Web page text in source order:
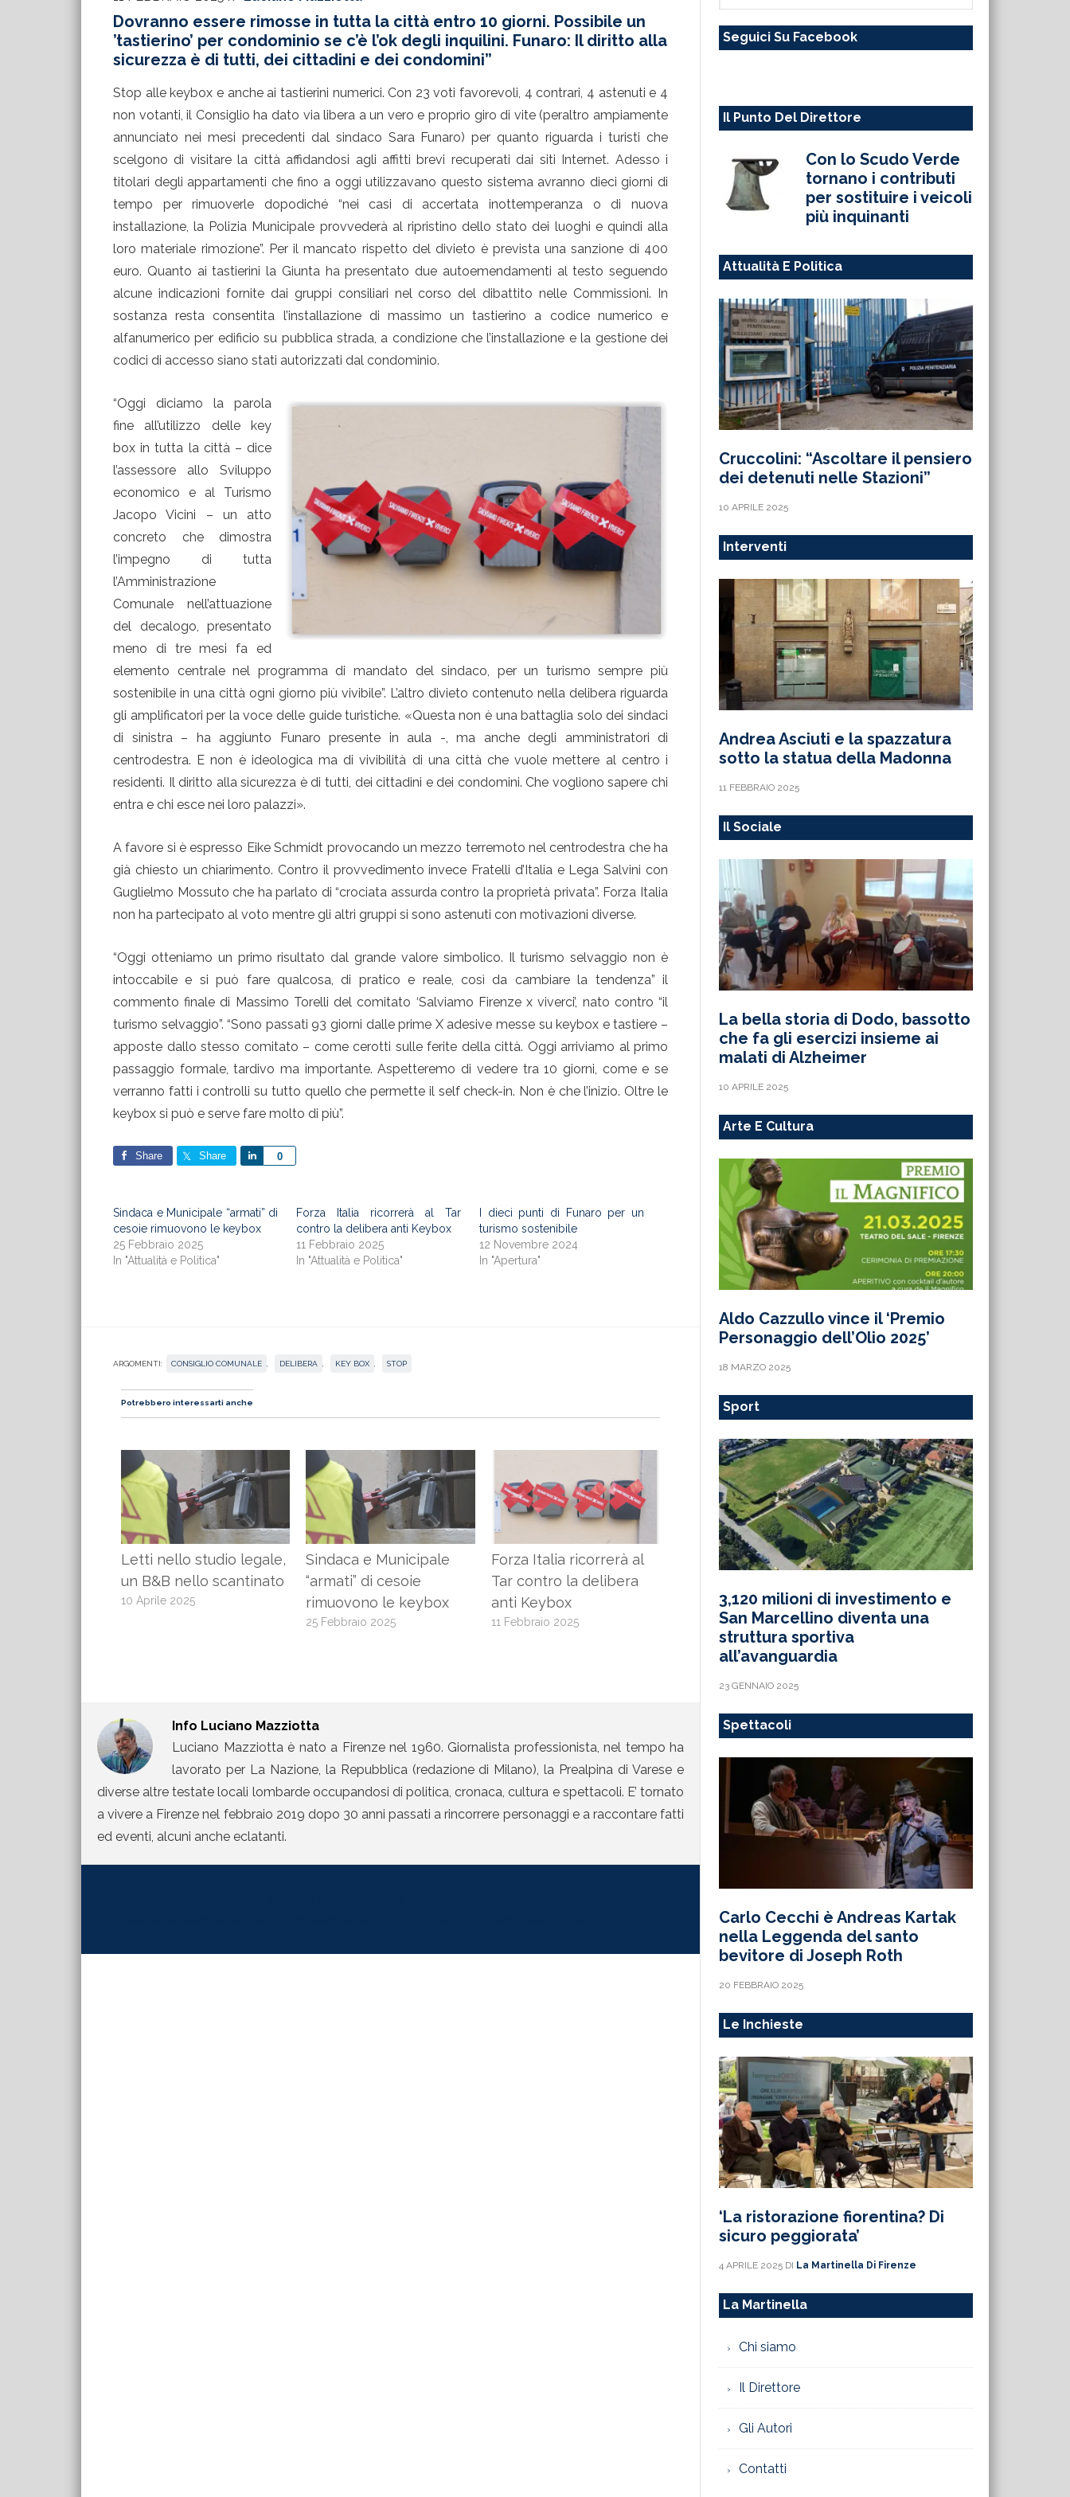
Dovranno essere rimosse in tutta la città entro 10 giorni. Possibile un
’tastierino’ per condominio se c’è l’ok degli inquilini. Funaro: Il diritto alla
sicurezza è di tutti, dei cittadini e dei condomini”
Stop alle keybox e anche ai tastierini numerici. Con 23 voti favorevoli, 4 contrari, 4 astenuti e 4
non votanti, il Consiglio ha dato via libera a un vero e proprio giro di vite (peraltro ampiamente
annunciato nei mesi precedenti dal sindaco Sara Funaro) per quanto riguarda i turisti che
scelgono di visitare la città affidandosi agli affitti brevi recuperati dai siti Internet. Adesso i
titolari degli appartamenti che fino a oggi utilizzavano questo sistema avranno dieci giorni di
tempo per rimuoverle dopodiché “nei casi di accertata inottemperanza o di nuova
installazione, la Polizia Municipale provvederà al ripristino dello stato dei luoghi e quindi alla
loro materiale rimozione”. Per il mancato rispetto del divieto è prevista una sanzione di 400
euro. Quanto ai tastierini la Giunta ha presentato due autoemendamenti al testo seguendo
alcune indicazioni fornite dai gruppi consiliari nel corso del dibattito nelle Commissioni. In
sostanza resta consentita l’installazione di massimo un tastierino a codice numerico e
alfanumerico per edificio su pubblica strada, a condizione che l’installazione e la gestione dei
codici di accesso siano stati autorizzati dal condominio.
“Oggi diciamo la parola
fine all’utilizzo delle key
box in tutta la città – dice
l’assessore allo Sviluppo
economico e al Turismo
Jacopo Vicini – un atto
concreto che dimostra
l’impegno di tutta
l’Amministrazione
Comunale nell’attuazione
del decalogo, presentato
meno di tre mesi fa ed
elemento centrale nel programma di mandato del sindaco, per un turismo sempre più
sostenibile in una città ogni giorno più vivibile”. L’altro divieto contenuto nella delibera riguarda
gli amplificatori per la voce delle guide turistiche. «Questa non è una battaglia solo dei sindaci
di sinistra – ha aggiunto Funaro presente in aula -, ma anche degli amministratori di
centrodestra. E non è ideologica ma di vivibilità di una città che vuole mettere al centro i
residenti. Il diritto alla sicurezza è di tutti, dei cittadini e dei condomini. Che vogliono sapere chi
entra e chi esce nei loro palazzi».
A favore si è espresso Eike Schmidt provocando un mezzo terremoto nel centrodestra che ha
già chiesto un chiarimento. Contro il provvedimento invece Fratelli d’Italia e Lega Salvini con
Guglielmo Mossuto che ha parlato di “crociata assurda contro la proprietà privata”. Forza Italia
non ha partecipato al voto mentre gli altri gruppi si sono astenuti con motivazioni diverse.
“Oggi otteniamo un primo risultato dal grande valore simbolico. Il turismo selvaggio non è
intoccabile e si può fare qualcosa, di pratico e reale, così da cambiare la tendenza” il
commento finale di Massimo Torelli del comitato ‘Salviamo Firenze x viverci’, nato contro “il
turismo selvaggio”. “Sono passati 93 giorni dalle prime X adesive messe su keybox e tastiere –
apposte dallo stesso comitato – come cerotti sulle ferite della città. Oggi arriviamo al primo
passaggio formale, tardivo ma importante. Aspetteremo di vedere tra 10 giorni, come e se
verranno fatti i controlli su tutto quello che permette il self check-in. Non è che l’inizio. Oltre le
keybox si può e serve fare molto di più”.
Share Share 0
Share
Sindaca e Municipale “armati” di
cesoie rimuovono le keybox
25 Febbraio 2025
In "Attualità e Politica"
Forza Italia ricorrerà al Tar
contro la delibera anti Keybox
11 Febbraio 2025
In "Attualità e Politica"
I dieci punti di Funaro per un
turismo sostenibile
12 Novembre 2024
In "Apertura"
ARGOMENTI: CONSIGLIO COMUNALE DELIBERA KEY BOX STOP
Potrebbero interessarti anche
Letti nello studio legale,
un B&B nello scantinato
10 Aprile 2025
Sindaca e Municipale
“armati” di cesoie
rimuovono le keybox
25 Febbraio 2025
Forza Italia ricorrerà al
Tar contro la delibera
anti Keybox
11 Febbraio 2025
Info Luciano Mazziotta
Luciano Mazziotta è nato a Firenze nel 1960. Giornalista professionista, nel tempo ha
lavorato per La Nazione, la Repubblica (redazione di Milano), la Prealpina di Varese e
diverse altre testate locali lombarde occupandosi di politica, cronaca, cultura e spettacoli. E’ tornato
a vivere a Firenze nel febbraio 2019 dopo 30 anni passati a rincorrere personaggi e a raccontare fatti
ed eventi, alcuni anche eclatanti.
sito
Seguici Su Facebook
Il Punto Del Direttore
Con lo Scudo Verde
tornano i contributi
per sostituire i veicoli
più inquinanti
Attualità E Politica
Cruccolini: “Ascoltare il pensiero
dei detenuti nelle Stazioni”
10 APRILE 2025
Interventi
Andrea Asciuti e la spazzatura
sotto la statua della Madonna
11 FEBBRAIO 2025
Il Sociale
La bella storia di Dodo, bassotto
che fa gli esercizi insieme ai
malati di Alzheimer
10 APRILE 2025
Arte E Cultura
Aldo Cazzullo vince il ‘Premio
Personaggio dell’Olio 2025’
18 MARZO 2025
Sport
3,120 milioni di investimento e
San Marcellino diventa una
struttura sportiva
all’avanguardia
23 GENNAIO 2025
Spettacoli
Carlo Cecchi è Andreas Kartak
nella Leggenda del santo
bevitore di Joseph Roth
20 FEBBRAIO 2025
Le Inchieste
‘La ristorazione fiorentina? Di
sicuro peggiorata’
4 APRILE 2025 DI La Martinella Di Firenze
La Martinella
Chi siamo
Il Direttore
Gli Autori
Contatti